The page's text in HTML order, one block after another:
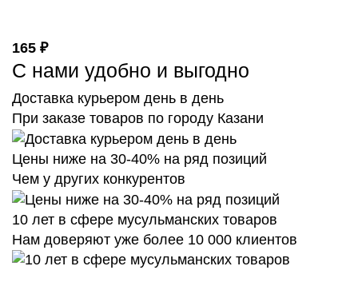
165 ₽
С нами удобно и выгодно
Доставка курьером день в день
При заказе товаров по городу Казани
Цены ниже на 30-40% на ряд позиций
Чем у других конкурентов
10 лет в сфере мусульманских товаров
Нам доверяют уже более 10 000 клиентов